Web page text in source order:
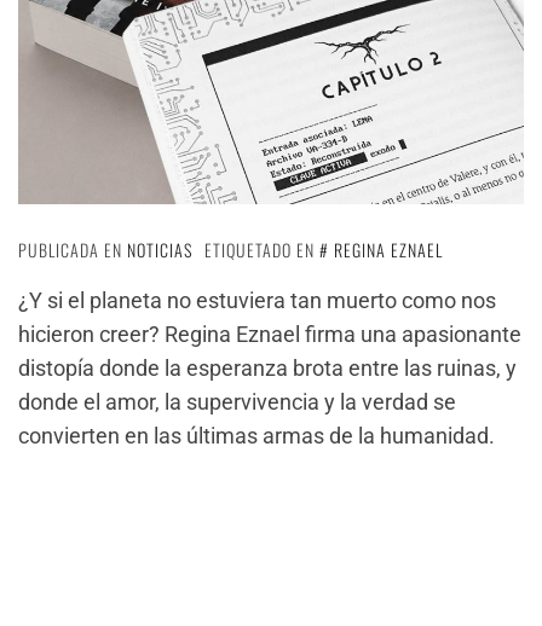
PUBLICADA EN NOTICIAS ETIQUETADO EN
REGINA EZNAEL
¿Y si el planeta no estuviera tan muerto como nos
hicieron creer? Regina Eznael firma una apasionante
distopía donde la esperanza brota entre las ruinas, y
donde el amor, la supervivencia y la verdad se
convierten en las últimas armas de la humanidad.